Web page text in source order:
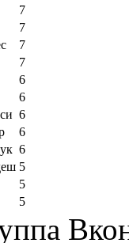
7
7
7
7
6
6
6
6
6
5
5
5